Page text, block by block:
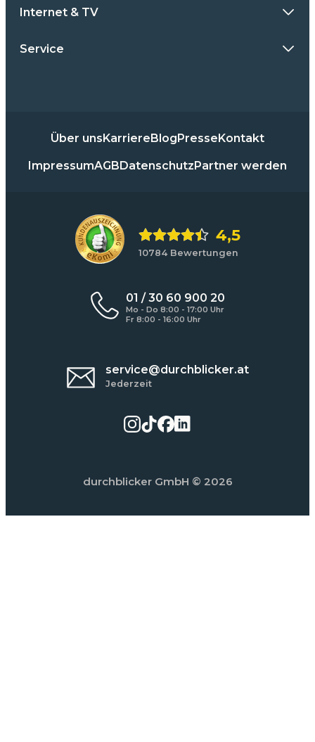
Internet & TV
Service
Über unsKarriereBlogPresseKontakt
ImpressumAGBDatenschutzPartner werden
4,5
10784 Bewertungen
01 / 30 60 900 20
Mo - Do 8:00 - 17:00 Uhr
Fr 8:00 - 16:00 Uhr
service@durchblicker.at
Jederzeit
durchblicker GmbH © 2026